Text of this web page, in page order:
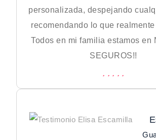
personalizada, despejando
recomendando lo que
Todos en mi familia estamos en
SEGUROS!!